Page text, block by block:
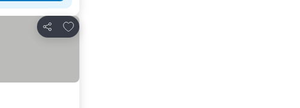
Teilen
Zu Favoriten hinzufügen